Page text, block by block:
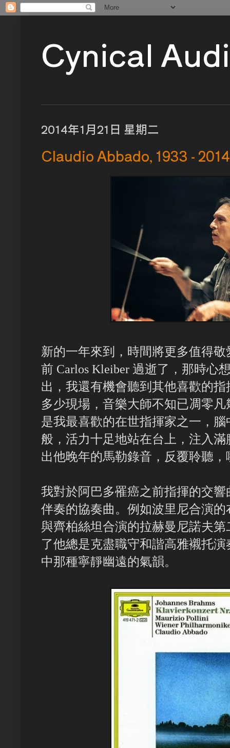
Cynical
2014年1月21日 星期二
Claudio Abbado, 1933 - 2014
新的一年來到，時間將更多值得
前 Carlos Kleiber 過逝了，那時心
出，我還有機會聽到其他喜歡的
多少現場，音樂大師不知已凋零
是我最喜歡的在世指揮家之一，
般，活力十足地站在台上，注入
出他晚年的馬勒錄音，反覆聆聽
我對於阿巴多罹癌之前指揮的交
伴奏的協奏曲。例如波里尼合演
與齊柏絲坦合演的拉赫曼尼諾夫
了他總是克盡職守和諧高雅襯托
中那種寧靜幽遠的氣韻。